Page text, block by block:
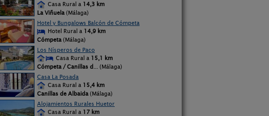
Casa Rural a 14,3 km
La Viñuela (Málaga)
Hotel y Bungalows Balcón de Cómpeta
Hotel Rural a 14,9 km
Cómpeta (Málaga)
Los Nísperos de Paco
Casa Rural a 15,1 km
Cómpeta / Canillas d ... (Málaga)
Casa La Posada
Casa Rural a 15,4 km
Canillas de Albaida (Málaga)
Alojamientos Rurales Huetor
Casa Rural a 17 km